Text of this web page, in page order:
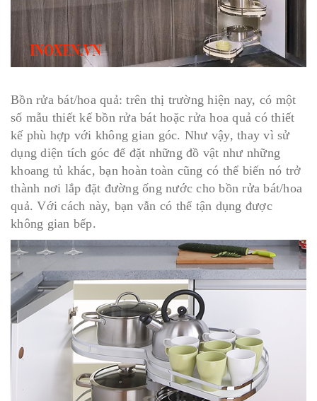
Bồn rửa bát/hoa quả: trên thị trường hiện nay, có một
số mẫu thiết kế bồn rửa bát hoặc rửa hoa quả có thiết
kế phù hợp với không gian góc. Như vậy, thay vì sử
dụng diện tích góc để đặt những đồ vật như những
khoang tủ khác, bạn hoàn toàn cũng có thể biến nó trở
thành nơi lắp đặt đường ống nước cho bồn rửa bát/hoa
quả. Với cách này, bạn vẫn có thể tận dụng được
không gian bếp.